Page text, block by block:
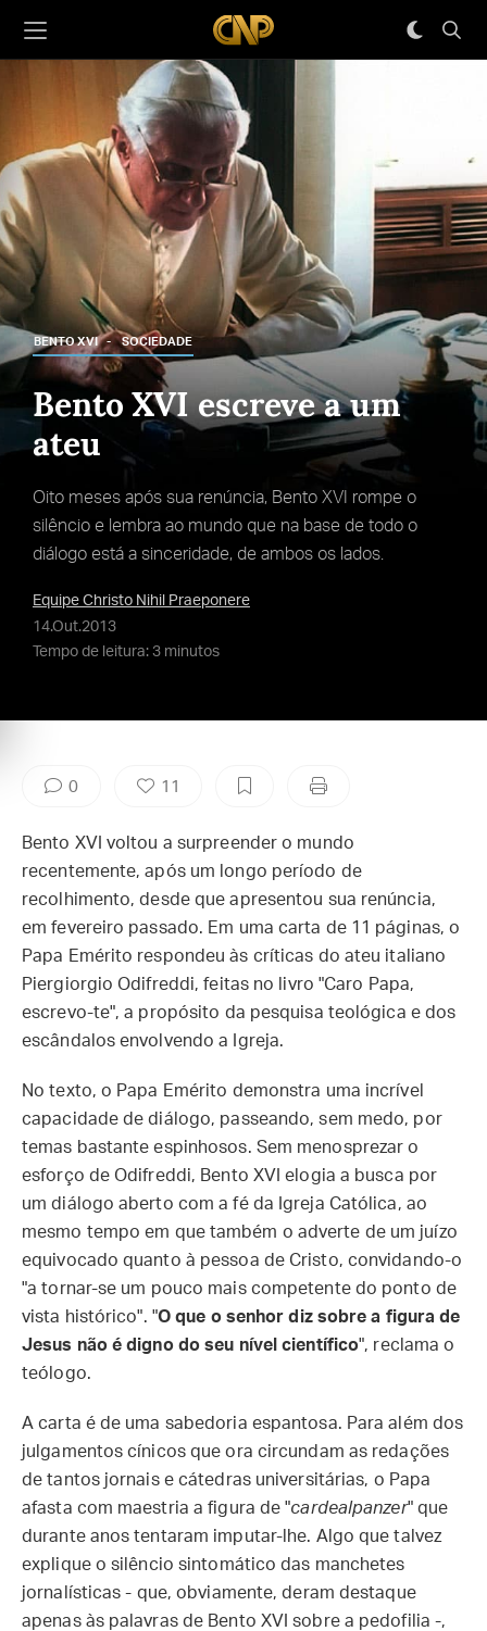
BENTO XVI SOCIEDADE
Bento XVI escreve a um
ateu
Oito meses após sua renúncia, Bento XVI rompe o
silêncio e lembra ao mundo que na base de todo o
diálogo está a sinceridade, de ambos os lados.
Equipe Christo Nihil Praeponere
14.Out.2013
Tempo de leitura: 3 minutos
0 11
Bento XVI voltou a surpreender o mundo
recentemente, após um longo período de
recolhimento, desde que apresentou sua renúncia,
em fevereiro passado. Em uma carta de 11 páginas, o
Papa Emérito respondeu às críticas do ateu italiano
Piergiorgio Odifreddi, feitas no livro "Caro Papa,
escrevo-te", a propósito da pesquisa teológica e dos
escândalos envolvendo a Igreja.
No texto, o Papa Emérito demonstra uma incrível
capacidade de diálogo, passeando, sem medo, por
temas bastante espinhosos. Sem menosprezar o
esforço de Odifreddi, Bento XVI elogia a busca por
um diálogo aberto com a fé da Igreja Católica, ao
mesmo tempo em que também o adverte de um juízo
equivocado quanto à pessoa de Cristo, convidando-o
"a tornar-se um pouco mais competente do ponto de
vista histórico". "O que o senhor diz sobre a figura de
Jesus não é digno do seu nível científico", reclama o
teólogo.
A carta é de uma sabedoria espantosa. Para além dos
julgamentos cínicos que ora circundam as redações
de tantos jornais e cátedras universitárias, o Papa
afasta com maestria a figura de "cardealpanzer" que
durante anos tentaram imputar-lhe. Algo que talvez
explique o silêncio sintomático das manchetes
jornalísticas - que, obviamente, deram destaque
apenas às palavras de Bento XVI sobre a pedofilia -,